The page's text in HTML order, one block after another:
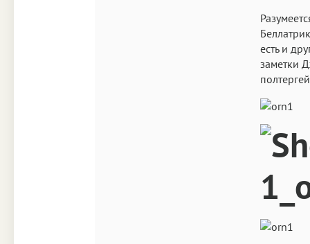
есть и
заметки